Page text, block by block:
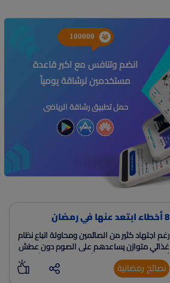
100000
انضم وتنافس مع اكبر قاعدة
مستخدمين لرشاقة يومياً
حمل تطبيق رشاقة الرياضى
8 أخطاء ابتعد عنها في رمضان
رغم اجتهاد كثير من الصائمين ومحاولة اتباع نظام
غذائي متوازن يساعدهم على الصوم دون عطش
أو الشعور بآلام جسدية وأيضا التقرب إلى الله في
شهر العبادة
نصائح رمضانية